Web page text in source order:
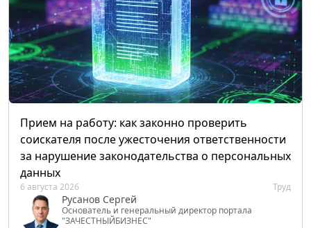
Прием на работу: как законно проверить
соискателя после ужесточения ответственности
за нарушение законодательства о персональных
данных
6 августа 2026 Труд
Русанов Сергей
Основатель и генеральный директор портала
"ЗАЧЕСТНЫЙБИЗНЕС"